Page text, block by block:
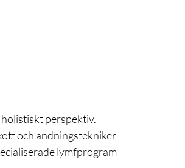
perspektiv.
och andningstekniker
lymfprogram